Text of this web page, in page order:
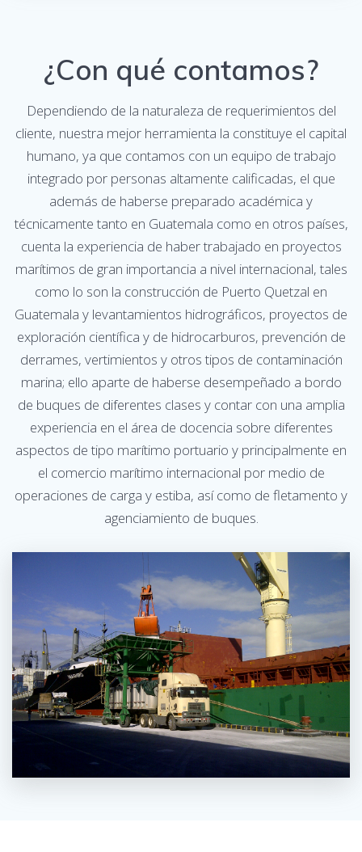
¿Con qué contamos?
Dependiendo de la naturaleza de requerimientos del
cliente, nuestra mejor herramienta la constituye el capital
humano, ya que contamos con un equipo de trabajo
integrado por personas altamente calificadas, el que
además de haberse preparado académica y
técnicamente tanto en Guatemala como en otros países,
cuenta la experiencia de haber trabajado en proyectos
marítimos de gran importancia a nivel internacional, tales
como lo son la construcción de Puerto Quetzal en
Guatemala y levantamientos hidrográficos, proyectos de
exploración científica y de hidrocarburos, prevención de
derrames, vertimientos y otros tipos de contaminación
marina; ello aparte de haberse desempeñado a bordo
de buques de diferentes clases y contar con una amplia
experiencia en el área de docencia sobre diferentes
aspectos de tipo marítimo portuario y principalmente en
el comercio marítimo internacional por medio de
operaciones de carga y estiba, así como de fletamento y
agenciamiento de buques.